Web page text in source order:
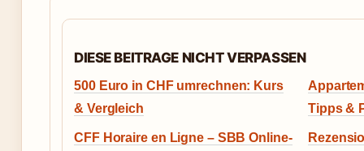
DIESE BEITRAGE NICHT VERPASSEN
500 Euro in CHF umrechnen: Kurs
& Vergleich
Tipps &
CFF Horaire en Ligne – SBB Online-